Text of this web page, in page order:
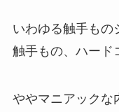
いわゆる触手もの
触手もの、ハード
ややマニアックな